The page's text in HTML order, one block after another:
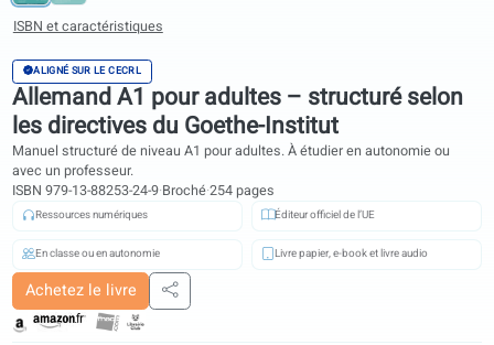
ISBN et caractéristiques
ALIGNÉ SUR LE CECRL
Allemand A1 pour adultes – structuré
les directives du Goethe-Institut
Manuel structuré de niveau A1 pour adultes. À étudier en autonomie
ISBN 979-13-88253-24-9
254 pages
Ressources numériques
En classe ou en autonomie